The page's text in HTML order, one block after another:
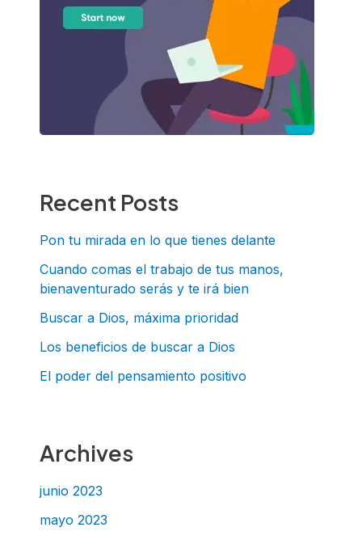
Recent Posts
Pon tu mirada en lo que tienes delante
Cuando comas el trabajo de tus manos,
bienaventurado serás y te irá bien
Buscar a Dios, máxima prioridad
Los beneficios de buscar a Dios
El poder del pensamiento positivo
Archives
junio 2023
mayo 2023